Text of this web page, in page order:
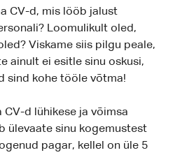
CV-d, mis lööb jalust
Loomulikult oled,
Viskame siis pilgu peale,
ainult ei esitle sinu oskusi,
sind kohe tööle võtma!
CV-d lühikese ja võimsa
ülevaate sinu kogemustest
pagar, kellel on üle 5